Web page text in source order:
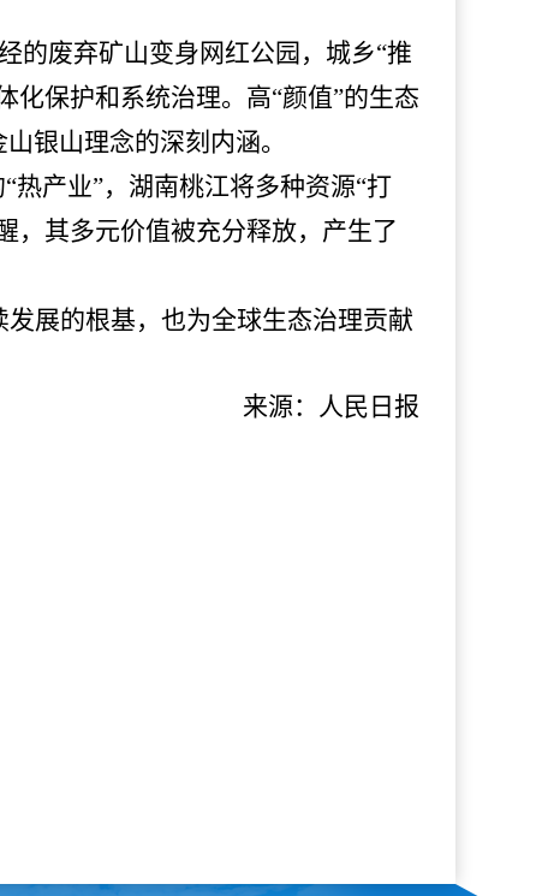
的废弃矿山变身网红公园，城乡“推
保护和系统治理。高“颜值”的生态
银山理念的深刻内涵。
热产业”，湖南桃江将多种资源“打
其多元价值被充分释放，产生了
展的根基，也为全球生态治理贡献
来源：人民日报